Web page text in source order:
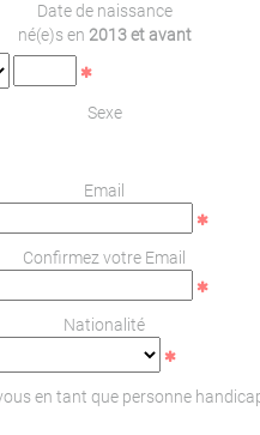
Date de naissance
né(e)s en 2013 et avant
Sexe
Email
Confirmez votre Email
Nationalité
en tant que personne